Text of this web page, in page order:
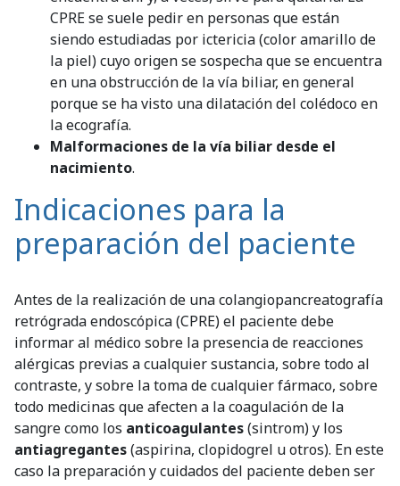
CPRE se suele pedir en personas que están
siendo estudiadas por ictericia (color amarillo de
la piel) cuyo origen se sospecha que se encuentra
en una obstrucción de la vía biliar, en general
porque se ha visto una dilatación del colédoco en
la ecografía.
Malformaciones de la vía biliar desde el
nacimiento.
Indicaciones para la
preparación del paciente
Antes de la realización de una colangiopancreatografía
retrógrada endoscópica (CPRE) el paciente debe
informar al médico sobre la presencia de reacciones
alérgicas previas a cualquier sustancia, sobre todo al
contraste, y sobre la toma de cualquier fármaco, sobre
todo medicinas que afecten a la coagulación de la
sangre como los anticoagulantes(sintrom) y los
antiagregantes(aspirina, clopidogrel u otros). En este
caso la preparación y cuidados del paciente deben ser